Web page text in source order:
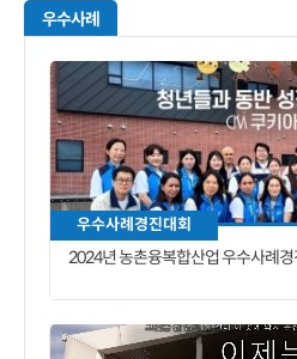
우수사례
우수사례경진대회
2024년 농촌융복합산업 우수사례